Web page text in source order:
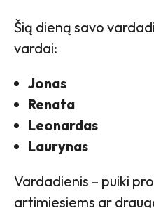
Šią dieną savo
vardai:
Jonas
Renata
Leonardas
Laurynas
Vardadienis – puiki
artimiesiems ar